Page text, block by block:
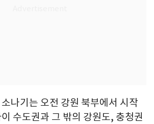
나기는 오전 강원 북부에서 시작
수도권과 그 밖의 강원도, 충청권